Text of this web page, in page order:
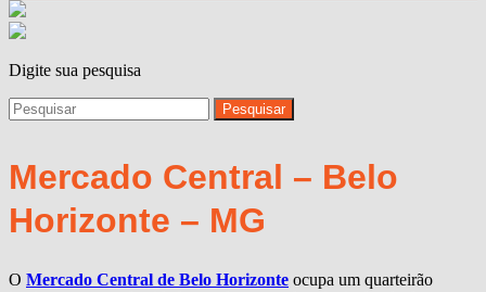
Digite sua pesquisa
Mercado Central – Belo
Horizonte – MG
O Mercado Central de Belo Horizonte ocupa um quarteirão